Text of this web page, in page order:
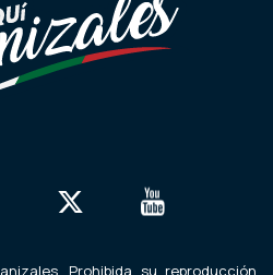
Prohibida su reproducción